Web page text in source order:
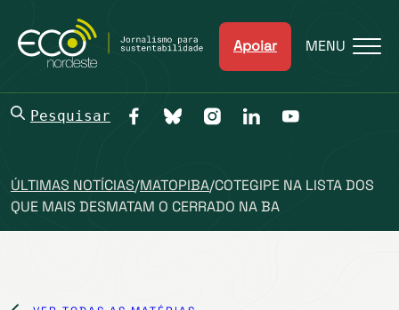
Apoiar MENU
Pesquisar
ÚLTIMAS NOTÍCIAS/MATOPIBA/COTEGIPE NA LISTA DOS
QUE MAIS DESMATAM O CERRADO NA BA